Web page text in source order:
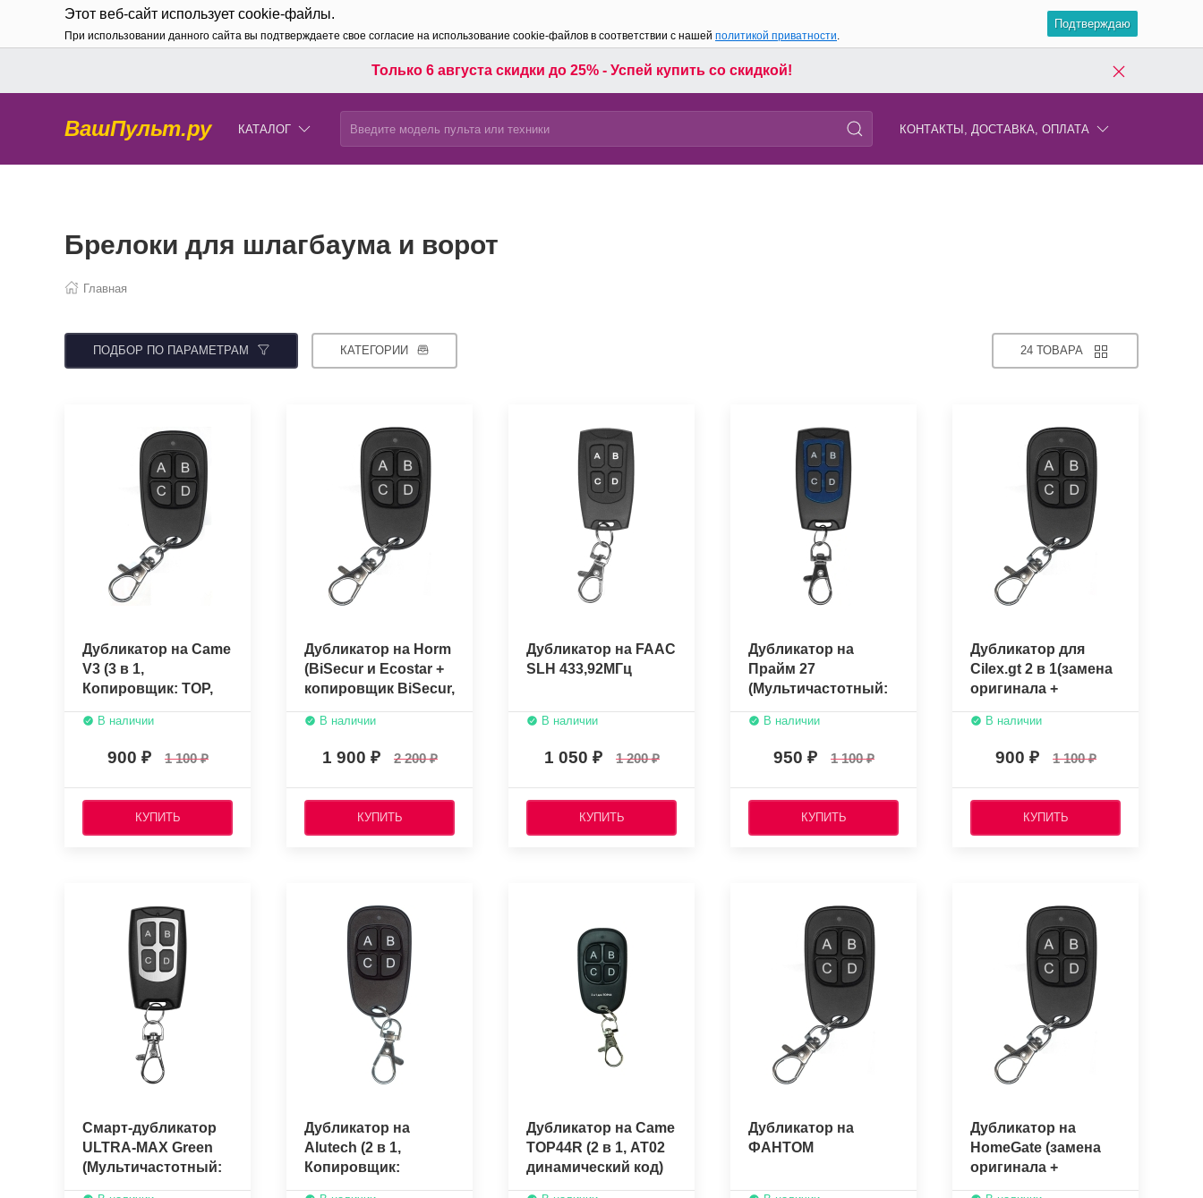
Этот веб-сайт использует cookie-файлы.
При использовании данного сайта вы подтверждаете свое согласие на использование cookie-файлов в соответствии с нашей политикой приватности.
Подтверждаю
Только 6 августа скидки до 25% - Успей купить со скидкой!
ВашПульт.ру КАТАЛОГ КОНТАКТЫ, ДОСТАВКА, ОПЛАТА
Брелоки для шлагбаума и ворот
Главная
ПОДБОР ПО ПАРАМЕТРАМ КАТЕГОРИИ 24 ТОВАРА
Дубликатор на Came
V3 (3 в 1,
Копировщик: TOP,
TAM, TWIN)
В наличии
900 1 100
КУПИТЬ
Дубликатор на Horm
(BiSecur и Ecostar +
копировщик BiSecur,
Ecostar, статика)
В наличии
1 900 2 200
КУПИТЬ
Дубликатор на FAAC
SLH 433,92МГц
В наличии
1 050 1 200
КУПИТЬ
Дубликатор на
Прайм 27
(Мультичастотный:
копировальщик
Alutech, An-Motors,
Beninca)
В наличии
950 1 100
КУПИТЬ
Дубликатор для
Cilex.gt 2 в 1(замена
оригинала +
копировщик)
В наличии
900 1 100
КУПИТЬ
Смарт-дубликатор
ULTRA-MAX Green
(Мультичастотный:
315, 433, 434, 868
Дубликатор на
Alutech (2 в 1,
Копировщик:
Alutech AT-4N )
Дубликатор на Came
TOP44R (2 в 1, AT02
динамический код)
Дубликатор на
ФАНТОМ
Дубликатор на
HomeGate (замена
оригинала +
копировщик)